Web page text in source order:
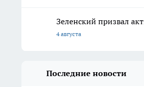
Зеленский призвал
4 августа
Последние новости